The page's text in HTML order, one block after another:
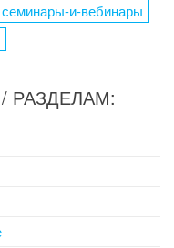
семинары-и-вебинары
РАЗДЕЛАМ: